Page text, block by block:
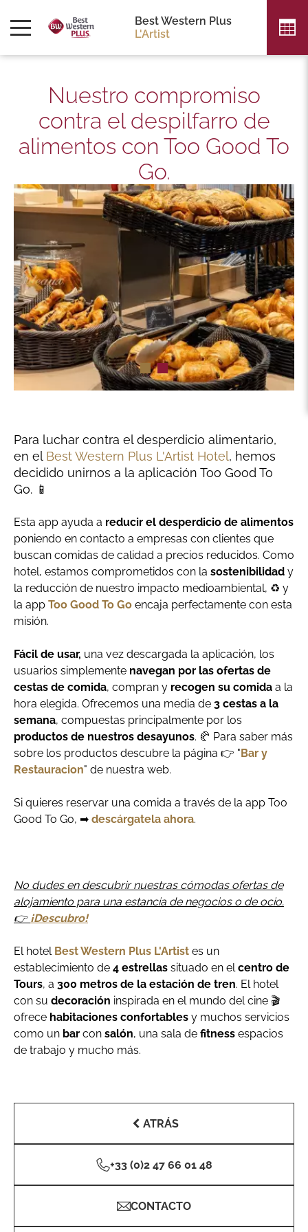
Best Western Plus
L'Artist
Nuestro compromiso
contra el despilfarro de
alimentos con Too Good To
Go.
Para luchar contra el desperdicio alimentario,
en elBest Western Plus L'Artist Hotel, hemos
decidido unirnos a la aplicación Too Good To
Go. 📱
Esta app ayuda a reducir el desperdicio de alimentos
poniendo en contacto a empresas con clientes que
buscan comidas de calidad a precios reducidos. Como
hotel, estamos comprometidos con la sostenibilidad y
la reducción de nuestro impacto medioambiental, ♻ y
la app Too Good To Go encaja perfectamente con esta
misión.
Fácil de usar, una vez descargada la aplicación, los
usuarios simplemente navegan por las ofertas de
cestas de comida, compran y recogen su comida a la
hora elegida. Ofrecemos una media de 3 cestas a la
semana, compuestas principalmente por los
productos de nuestros desayunos. 🥐 Para saber más
sobre los productos descubre la página 👉 "Bar y
Restauracion" de nuestra web.
Si quieres reservar una comida a través de la app Too
Good To Go, ➡ descárgatela ahora.
No dudes en descubrir nuestras cómodas ofertas de
alojamiento para una estancia de negocios o de ocio.
👉 ¡Descubro!
El hotelBest Western Plus L'Artist es un
establecimiento de 4 estrellas situado en elcentro de
Tours, a 300 metros de la estación de tren. El hotel
con su decoración inspirada en el mundo del cine 🎬
ofrece habitaciones confortables y muchos servicios
como un bar con salón, una sala de fitness espacios
de trabajo y mucho más.
ATRÁS
+33 (0)2 47 66 01 48
CONTACTO